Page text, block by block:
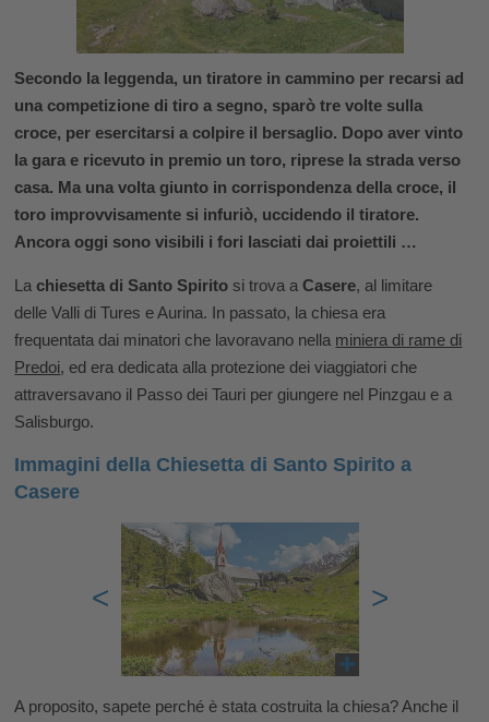
Secondo la leggenda, un tiratore in cammino per recarsi ad
una competizione di tiro a segno, sparò tre volte sulla
croce, per esercitarsi a colpire il bersaglio. Dopo aver vinto
la gara e ricevuto in premio un toro, riprese la strada verso
casa. Ma una volta giunto in corrispondenza della croce, il
toro improvvisamente si infuriò, uccidendo il tiratore.
Ancora oggi sono visibili i fori lasciati dai proiettili …
Lachiesetta di Santo Spirito si trova aCasere, al limitare
delle Valli di Tures e Aurina. In passato, la chiesa era
frequentata dai minatori che lavoravano nella miniera di rame di
Predoi, ed era dedicata alla protezione dei viaggiatori che
attraversavano il Passo dei Tauri per giungere nel Pinzgau e a
Salisburgo.
Immagini della Chiesetta di Santo Spirito a
Casere
< >
A proposito, sapete perché è stata costruita la chiesa? Anche il